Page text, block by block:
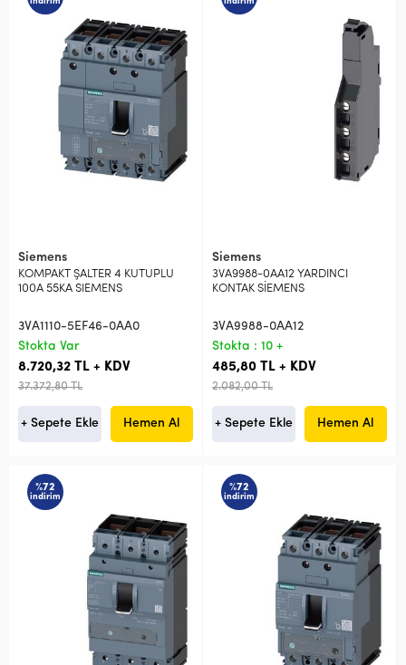
Siemens
KOMPAKT ŞALTER 4 KUTUPLU
100A 55KA SIEMENS
3VA1110-5EF46-0AA0
Stokta Var
8.720,32 TL + KDV
37.372,80 TL
+ Sepete Ekle Hemen Al
Siemens
3VA9988-0AA12 YARDINCI
KONTAK SİEMENS
3VA9988-0AA12
Stokta : 10 +
485,80 TL + KDV
2.082,00 TL
+ Sepete Ekle Hemen Al
%72
indirim
%72
indirim